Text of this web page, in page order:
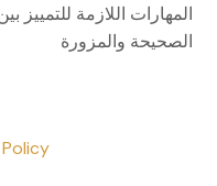
المهارات اللازمة للتمييز
الصحيحة والمزورة